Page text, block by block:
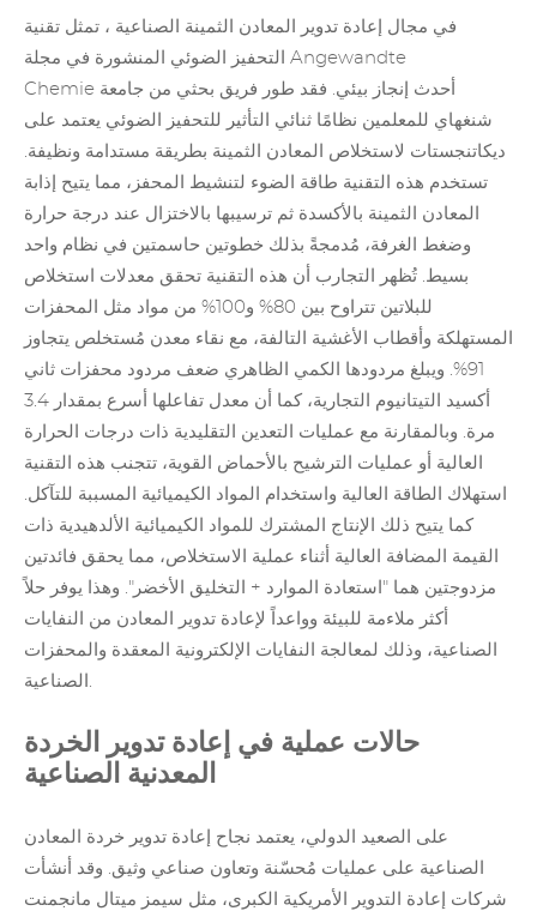
في مجال إعادة تدوير المعادن الثمينة الصناعية ، تمثل تقنية
التحفيز الضوئي المنشورة في مجلة Angewandte
Chemie
شنغهاي للمعلمين نظامًا ثنائي التأثير للتحفيز الضوئي يعتمد على
ديكاتنجستات لاستخلاص المعادن الثمينة بطريقة مستدامة ونظيفة.
تستخدم هذه التقنية طاقة الضوء لتنشيط المحفز، مما يتيح إذابة
المعادن الثمينة بالأكسدة ثم ترسيبها بالاختزال عند درجة حرارة
وضغط الغرفة، مُدمجةً بذلك خطوتين حاسمتين في نظام واحد
بسيط. تُظهر التجارب أن هذه التقنية تحقق معدلات استخلاص
للبلاتين تتراوح بين 80% و100% من مواد مثل المحفزات
المستهلكة وأقطاب الأغشية التالفة، مع نقاء معدن مُستخلص يتجاوز
91%. ويبلغ مردودها الكمي الظاهري ضعف مردود محفزات ثاني
أكسيد التيتانيوم التجارية، كما أن معدل تفاعلها أسرع بمقدار 3.4
مرة. وبالمقارنة مع عمليات التعدين التقليدية ذات درجات الحرارة
العالية أو عمليات الترشيح بالأحماض القوية، تتجنب هذه التقنية
استهلاك الطاقة العالية واستخدام المواد الكيميائية المسببة للتآكل.
كما يتيح ذلك الإنتاج المشترك للمواد الكيميائية الألدهيدية ذات
القيمة المضافة العالية أثناء عملية الاستخلاص، مما يحقق فائدتين
مزدوجتين هما "استعادة الموارد + التخليق الأخضر". وهذا يوفر حلاً
أكثر ملاءمة للبيئة وواعداً لإعادة تدوير المعادن من النفايات
الصناعية، وذلك لمعالجة النفايات الإلكترونية المعقدة والمحفزات
الصناعية.
حالات عملية في إعادة تدوير الخردة
المعدنية الصناعية
على الصعيد الدولي، يعتمد نجاح إعادة تدوير خردة المعادن
الصناعية على عمليات مُحسّنة وتعاون صناعي وثيق. وقد أنشأت
شركات إعادة التدوير الأمريكية الكبرى، مثل سيمز ميتال مانجمنت